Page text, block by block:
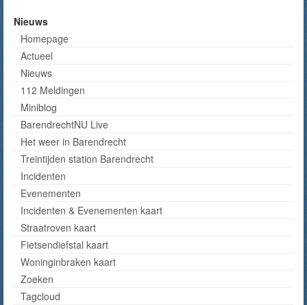
Nieuws
Homepage
Actueel
Nieuws
112 Meldingen
Miniblog
BarendrechtNU Live
Het weer in Barendrecht
Treintijden station Barendrecht
Incidenten
Evenementen
Incidenten & Evenementen kaart
Straatroven kaart
Fietsendiefstal kaart
Woninginbraken kaart
Zoeken
Tagcloud